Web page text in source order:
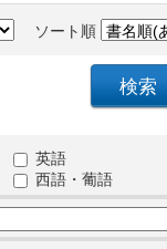
ソート順
英語
西語・葡語